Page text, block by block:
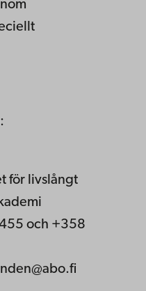
:
för livslångt
och +358